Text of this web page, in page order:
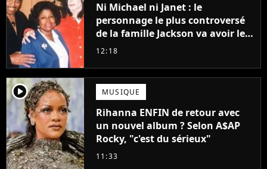
Ni Michael ni Janet : le
personnage le plus controversé
de la famille Jackson va avoir le
droit à sa propre série
12:18
player2 MUSIQUE
Rihanna ENFIN de retour avec
un nouvel album ? Selon A$AP
Rocky, "c'est du sérieux"
11:33